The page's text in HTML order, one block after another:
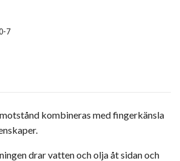
7
kombineras med fingerkänsla
drar vatten och olja åt sidan och